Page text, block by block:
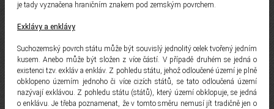
je tady vyznačena hraničním znakem pod zemským povrchem.
Exklávy a enklávy
Suchozemský povrch státu může být souvislý jednolitý celek tvořený jedním
kusem. Anebo může být složen z více částí. V případě druhém se jedná o
existenci tzv. exkláv a enkláv. Z pohledu státu, jehož odloučené území je plně
obklopeno územím jednoho či více cizích států, se tato odloučená území
nazývají exklávou. Z pohledu státu (států), který území obklopuje, se jedná
o enklávu. Je třeba poznamenat, že v tomto směru nemusí jít tradičně jen o